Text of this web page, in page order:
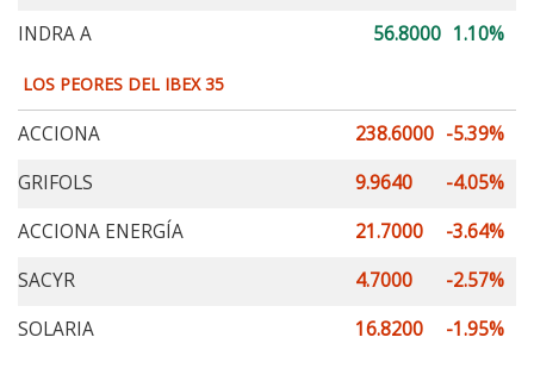
INDRA A
56.8000 1.10%
LOS PEORES DEL IBEX 35
ACCIONA 238.6000 -5.39%
GRIFOLS
9.9640
-4.05%
ACCIONA ENERGÍA
21.7000
-3.64%
SACYR
4.7000
-2.57%
SOLARIA
16.8200 -1.95%